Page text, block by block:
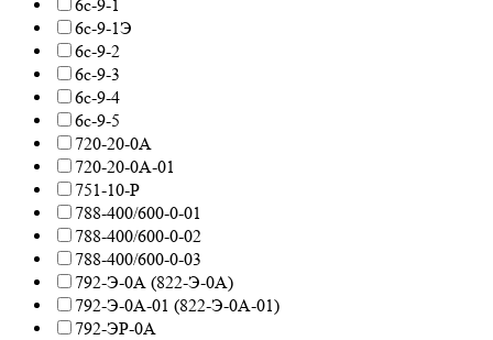
6с-9-1
6с-9-1Э
6с-9-2
6с-9-3
6с-9-4
6с-9-5
720-20-0А
720-20-0А-01
751-10-Р
788-400/600-0-01
788-400/600-0-02
788-400/600-0-03
792-Э-0А (822-Э-0А)
792-Э-0А-01 (822-Э-0А-01)
792-ЭР-0А